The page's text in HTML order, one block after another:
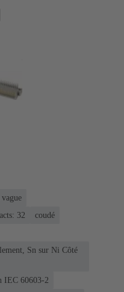
vague
32
coudé
Sn sur Ni Côté
IEC 60603-2